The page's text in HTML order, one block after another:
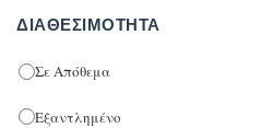
ΔΙΑΘΕΣΙΜΌΤΗΤΑ
Σε Απόθεμα
Εξαντλημένο